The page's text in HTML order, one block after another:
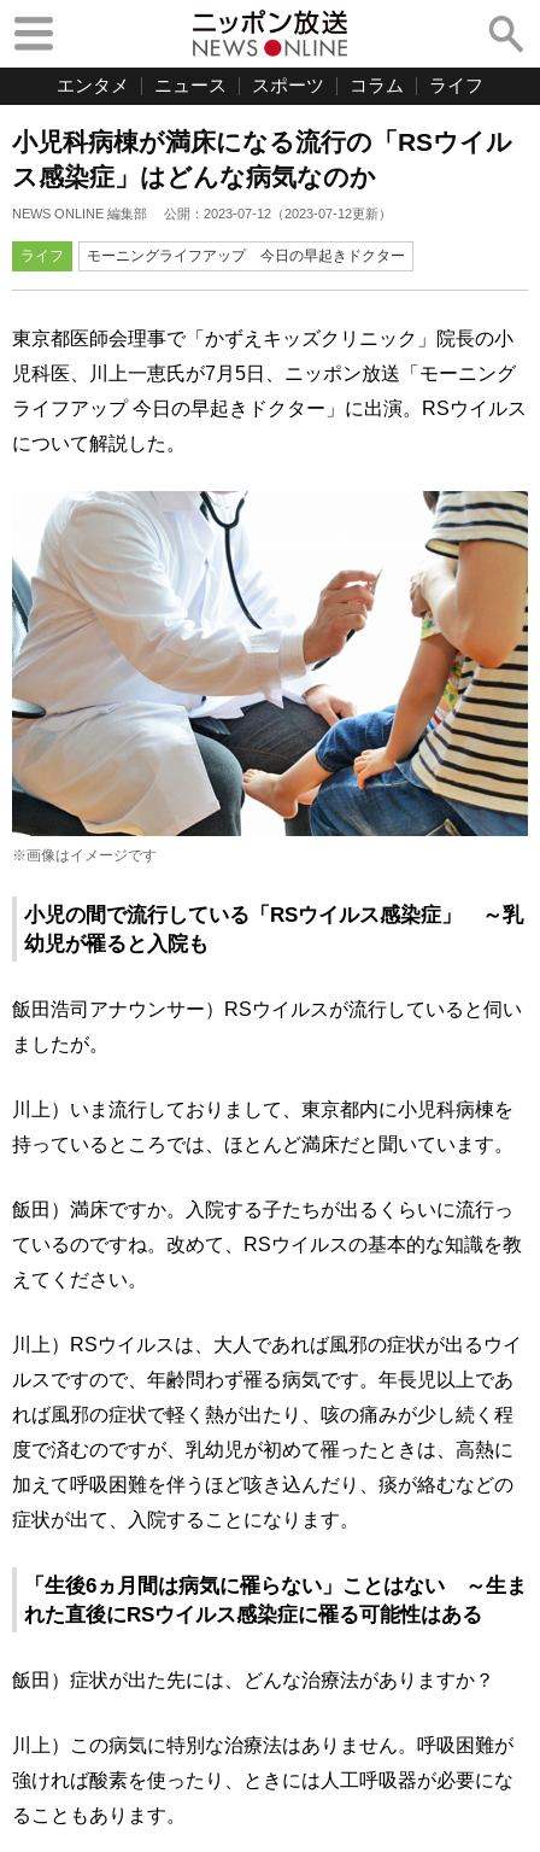
エンタメ ニュース スポーツ コラム ライフ
小児科病棟が満床になる流行の「RSウイル
ス感染症」はどんな病気なのか
NEWS ONLINE 編集部 公開： 2023-07-12 （2023-07-12更新）
ライフ モーニングライフアップ 今日の早起きドクター
東京都医師会理事で「かずえキッズクリニック」院長の小
児科医、川上一恵氏が7月5日、ニッポン放送「モーニング
ライフアップ 今日の早起きドクター」に出演。RSウイルス
について解説した。
※画像はイメージです
小児の間で流行している「RSウイルス感染症」 ～乳
幼児が罹ると入院も
飯田浩司アナウンサー）RSウイルスが流行していると伺い
ましたが。
川上）いま流行しておりまして、東京都内に小児科病棟を
持っているところでは、ほとんど満床だと聞いています。
飯田）満床ですか。入院する子たちが出るくらいに流行っ
ているのですね。改めて、RSウイルスの基本的な知識を教
えてください。
川上）RSウイルスは、大人であれば風邪の症状が出るウイ
ルスですので、年齢問わず罹る病気です。年長児以上であ
れば風邪の症状で軽く熱が出たり、咳の痛みが少し続く程
度で済むのですが、乳幼児が初めて罹ったときは、高熱に
加えて呼吸困難を伴うほど咳き込んだり、痰が絡むなどの
症状が出て、入院することになります。
「生後6ヵ月間は病気に罹らない」ことはない ～生ま
れた直後にRSウイルス感染症に罹る可能性はある
飯田）症状が出た先には、どんな治療法がありますか？
川上）この病気に特別な治療法はありません。呼吸困難が
強ければ酸素を使ったり、ときには人工呼吸器が必要にな
ることもあります。